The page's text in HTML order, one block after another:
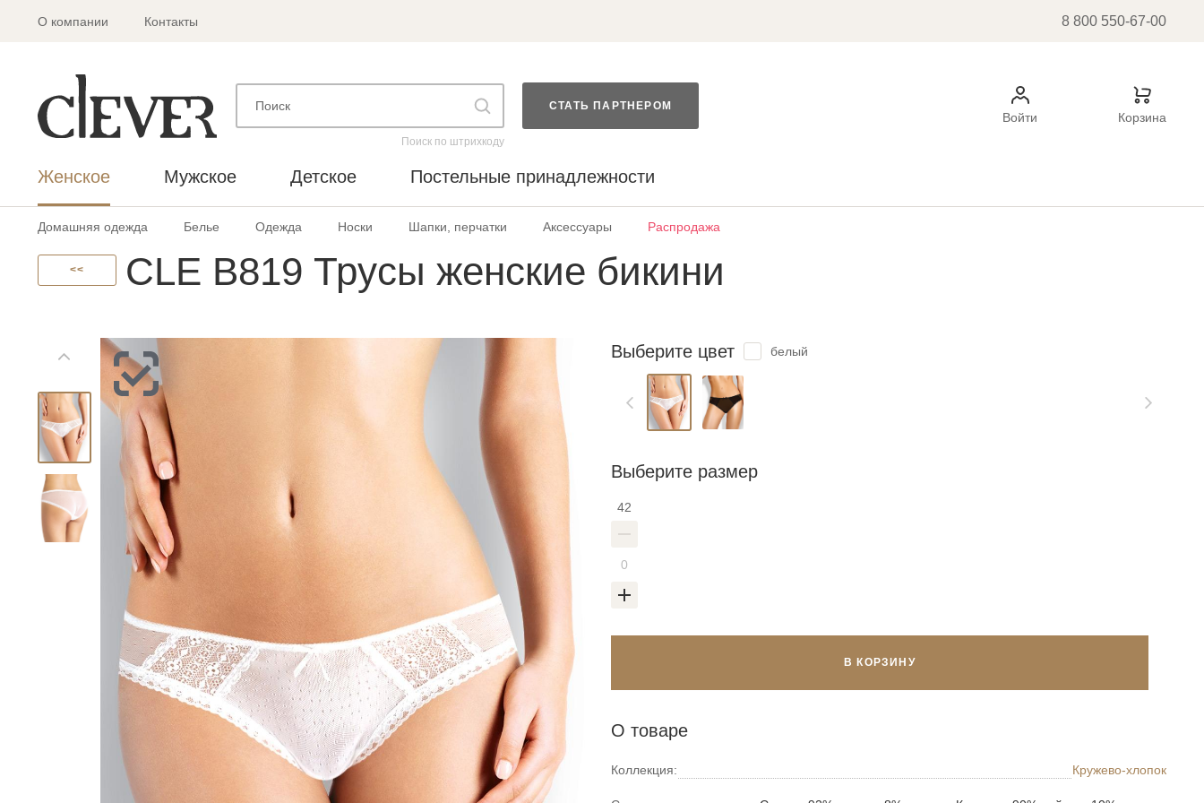
О компании Контакты 8 800 550-67-00
Поиск по штрихкоду
СТАТЬ ПАРТНЕРОМ
Войти Корзина
Женское Мужское Детское Постельные принадлежности
Домашняя одежда Белье Одежда Носки Шапки, перчатки Аксессуары Распродажа
<< CLE B819 Трусы женские бикини
Выберите цвет белый
Выберите размер
42
В КОРЗИНУ
О товаре
Коллекция: Кружево-хлопок